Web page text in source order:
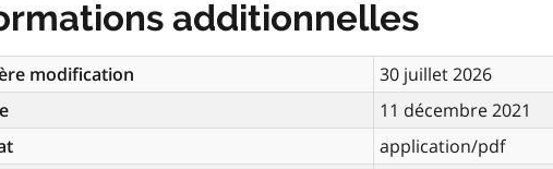
additionnelles
modification
30 juillet 2026
11 décembre 2021
application/pdf